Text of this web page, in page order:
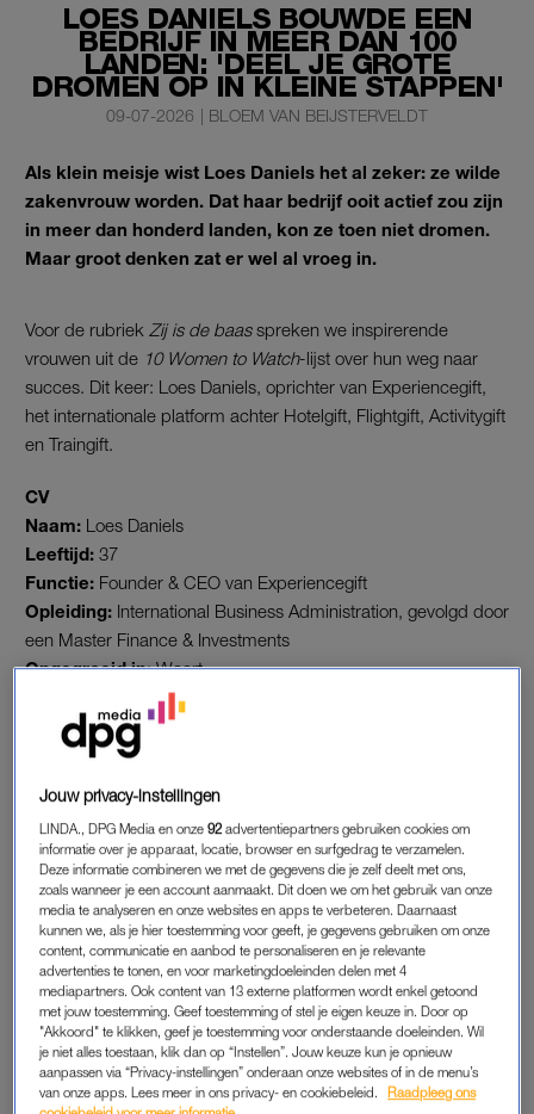
LOES DANIELS BOUWDE EEN
BEDRIJF IN MEER DAN 100
LANDEN: 'DEEL JE GROTE
DROMEN OP IN KLEINE STAPPEN'
09-07-2026 | BLOEM VAN BEIJSTERVELDT
Als klein meisje wist Loes Daniels het al zeker: ze wilde
zakenvrouw worden. Dat haar bedrijf ooit actief zou zijn
in meer dan honderd landen, kon ze toen niet dromen.
Maar groot denken zat er wel al vroeg in.
Voor de rubriek Zij is de baasspreken we inspirerende
vrouwen uit de 10 Women to Watch-lijst over hun weg naar
succes. Dit keer: Loes Daniels, oprichter van Experiencegift,
het internationale platform achter Hotelgift, Flightgift, Activitygift
en Traingift.
CV
Naam: Loes Daniels
Leeftijd: 37
Functie: Founder & CEO van Experiencegift
Opleiding: International Business Administration, gevolgd door
een Master Finance & Investments
Opgegroeid in:Weert
ONDERNEMER LOES DANIELS
Waar kwam dat vandaan?
“Dat weet ik eigenlijk niet precies. Ik had het beeld
waarschijnlijk een beetje geromantiseerd vanuit films en tv-
series. Maar ik wist wel altijd dat ik iets wilde opbouwen. Op
school vond ik economie, informatica en technische vakken
leuk. Ik was best een strebertje. En het ondernemerschap zat
er al vroeg in.”
Toch begon je niet direct als ondernemer.
“Nee, ik studeerde aan de Erasmus Universiteit en ging
Jouw privacy-instellingen
LINDA., DPG Media en onze92 advertentiepartners gebruiken cookies om
informatie over je apparaat, locatie, browser en surfgedrag te verzamelen.
Deze informatie combineren we met de gegevens die je zelf deelt met ons,
zoals wanneer je een account aanmaakt. Dit doen we om het gebruik van onze
media te analyseren en onze websites en apps te verbeteren. Daarnaast
kunnen we, als je hier toestemming voor geeft, je gegevens gebruiken om onze
content, communicatie en aanbod te personaliseren en je relevante
advertenties te tonen, en voor marketingdoeleinden delen met 4
mediapartners. Ook content van 13 externe platformen wordt enkel getoond
met jouw toestemming. Geef toestemming of stel je eigen keuze in. Door op
"Akkoord" te klikken, geef je toestemming voor onderstaande doeleinden. Wil
je niet alles toestaan, klik dan op “Instellen”. Jouw keuze kun je opnieuw
aanpassen via “Privacy-instellingen” onderaan onze websites of in de menu’s
van onze apps. Lees meer in ons privacy- en cookiebeleid.
Raadpleeg ons